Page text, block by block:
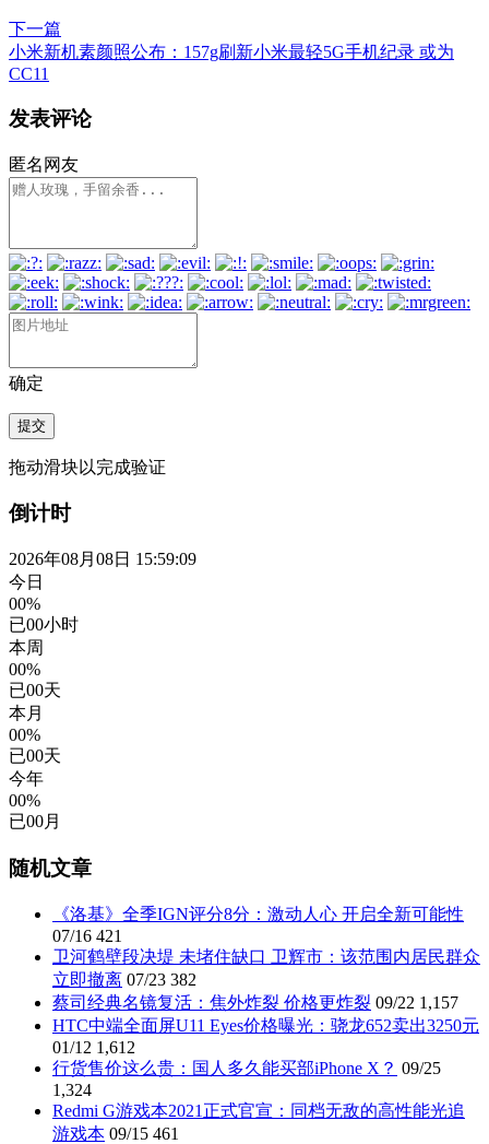
下一篇
小米新机素颜照公布：157g刷新小米最轻5G手机纪录 或为
CC11
发表评论
匿名网友
确定
提交
拖动滑块以完成验证
倒计时
2026年08月08日 15:59:10
今日
00%
已00小时
本周
00%
已00天
本月
00%
已00天
今年
00%
已00月
随机文章
《洛基》全季IGN评分8分：激动人心 开启全新可能性
07/16 421
卫河鹤壁段决堤 未堵住缺口 卫辉市：该范围内居民群众
立即撤离 07/23 382
蔡司经典名镜复活：焦外炸裂 价格更炸裂 09/22 1,157
HTC中端全面屏U11 Eyes价格曝光：骁龙652卖出3250元
01/12 1,612
行货售价这么贵：国人多久能买部iPhone X？ 09/25
1,324
Redmi G游戏本2021正式官宣：同档无敌的高性能光追
游戏本 09/15 461